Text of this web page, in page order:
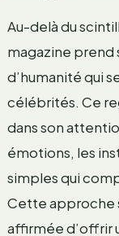
Au-delà du
magazine prend
d’humanité qui
célébrités. Ce
dans son
émotions, les
simples qui
Cette approche
affirmée d’offrir